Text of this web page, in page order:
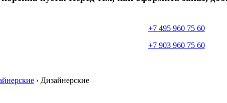
+7 495 960 75 60
+7 903 960 75 60
› Дизайнерские